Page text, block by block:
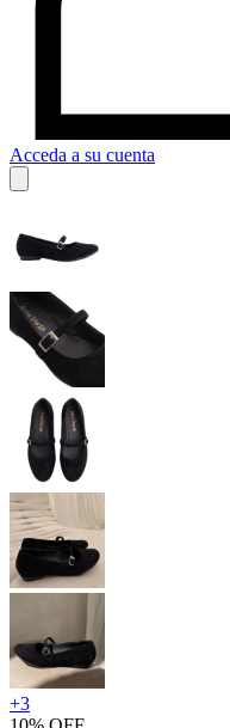
Acceda a su cuenta
+3